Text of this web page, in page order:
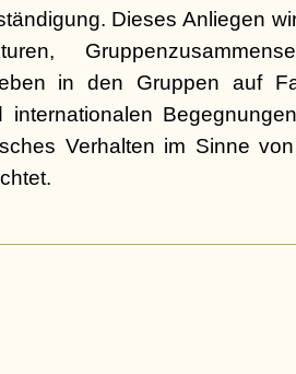
Dieses Anliegen
in den Gruppen auf
internationalen
Verhalten im Sinne